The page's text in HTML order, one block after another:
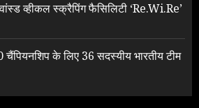
व्हीकल स्क्रैपिंग फैसिलिटी ‘Re.Wi.Re’
के लिए 36 सदस्यीय भारतीय टीम